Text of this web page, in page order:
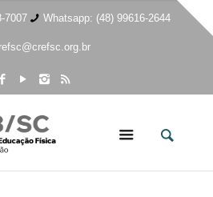
7007 Whatsapp: (48) 99616-2644